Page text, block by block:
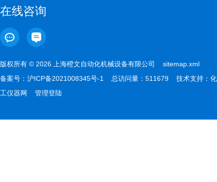
在线咨询
版权所有 © 2026 上海橙文自动化机械设备有限公司 sitemap.xml
备案号： 沪ICP备2021008345号-1 总访问量：511679 技术支持： 化
工仪器网
管理登陆